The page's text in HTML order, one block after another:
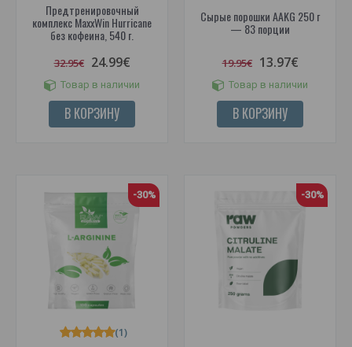
Предтренировочный
комплекс MaxxWin Hurricane
без кофеина, 540 г.
32.95€ 24.99€
Товар в наличии
В КОРЗИНУ
Сырые порошки AAKG 250 г
— 83 порции
19.95€ 13.97€
Товар в наличии
В КОРЗИНУ
-30%
(1)
-30%